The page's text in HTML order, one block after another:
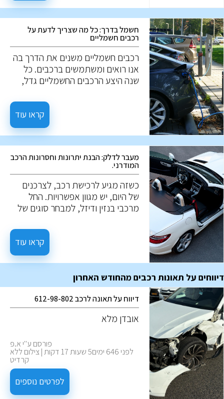
חשמל בדרך: כל מה שצריך לדעת על
רכבים חשמליים
רכבים חשמליים משנים את הדרך בה
אנו רואים ומשתמשים ברכבים. כל
שנה היצע הרכבים החשמליים גדל,
בעצם רכבים חשמליים? איך הם
עובדים? במה הם שונים מרכבים
רגילים? ולמה הם כל כך מבוקשים? על
השאלות האלו, נענה במאמר הבא.
קראו עוד
מעבר לדלק: הבנת יתרונות וחסרונות הרכב
המודרני.
כשזה מגיע לרכישת רכב, לצרכנים
של היום, יש מגוון אפשרויות. החל
מרכבי בנזין ודיזל, למבחר סוגים של
אפשרות יש צירוף ייחודי של יתרונות
וחסכונות. הבנה של אלו, תעזור לבצע
את ההחלטה המיטבית לצרכים
שלכם.
קראו עוד
דיווחים על תאונות רכבים מהחודש האחרון
דיווח על תאונה לרכב 612-98-802
אובדן מלא
פורסם ע''י א.פ
לפני 646 ימים5 שעות 17 דקות | צילום ללא
קרדיט
לפרטים נוספים